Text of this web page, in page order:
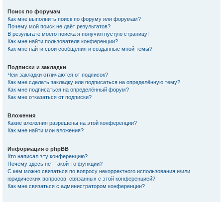
Поиск по форумам
Как мне выполнить поиск по форуму или форумам?
Почему мой поиск не даёт результатов?
В результате моего поиска я получил пустую страницу!
Как мне найти пользователя конференции?
Как мне найти свои сообщения и созданные мной темы?
Подписки и закладки
Чем закладки отличаются от подписок?
Как мне сделать закладку или подписаться на определённую тему?
Как мне подписаться на определённый форум?
Как мне отказаться от подписки?
Вложения
Какие вложения разрешены на этой конференции?
Как мне найти мои вложения?
Информация о phpBB
Кто написал эту конференцию?
Почему здесь нет такой-то функции?
С кем можно связаться по вопросу некорректного использования и/или
юридических вопросов, связанных с этой конференцией?
Как мне связаться с администратором конференции?